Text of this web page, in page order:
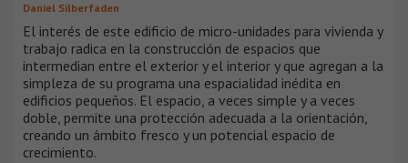
Daniel Silberfaden
El interés de este edificio de micro-unidades para vivienda y
trabajo radica en la construcción de espacios que
intermedian entre el exterior y el interior y que agregan a la
simpleza de su programa una espacialidad inédita en
edificios pequeños. El espacio, a veces simple y a veces
doble, permite una protección adecuada a la orientación,
creando un ámbito fresco y un potencial espacio de
crecimiento.